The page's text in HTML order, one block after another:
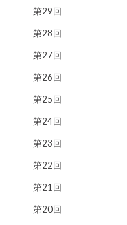
第29回
第28回
第27回
第26回
第25回
第24回
第23回
第22回
第21回
第20回